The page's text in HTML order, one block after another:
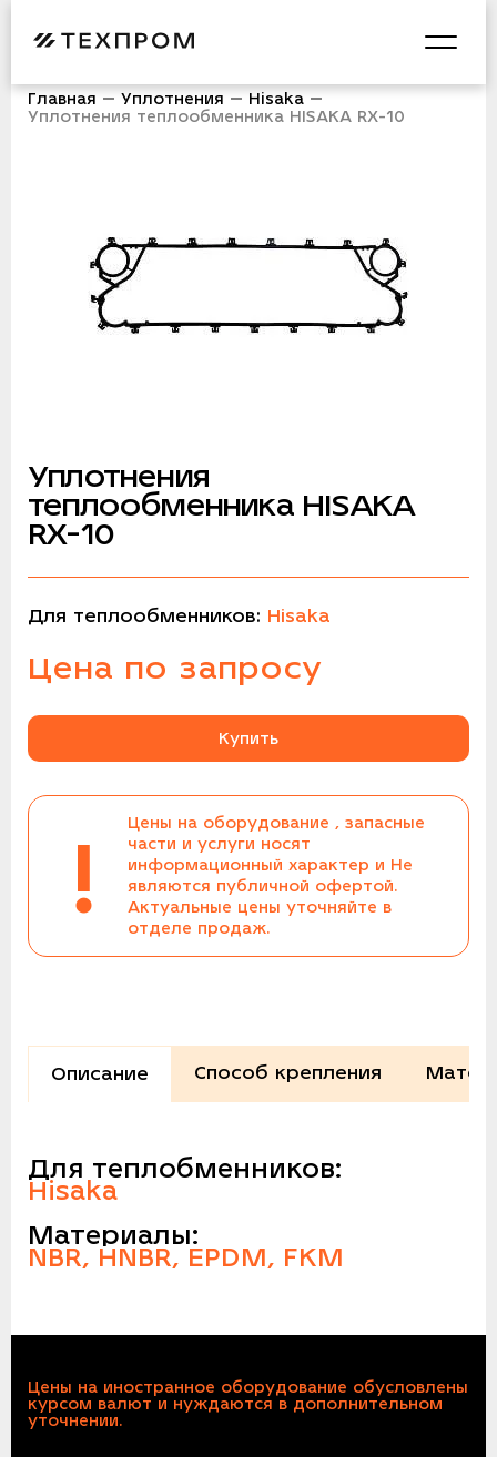
Главная Уплотнения
Hisaka
Уплотнения теплообменника HISAKA RX-10
Уплотнения
теплообменника HISAKA
RX-10
Для теплообменников: Hisaka
Цена по запросу
Купить
!
Цены на оборудование , запасные
части и услуги носят
информационный характер и Не
являются публичной офертой.
Актуальные цены уточняйте в
отделе продаж.
Описание Способ крепления
Для теплобменников:
Hisaka
Материалы:
NBR, HNBR, EPDM, FKM
Цены на иностранное оборудование обусловлены
курсом валют и нуждаются в дополнительном
уточнении.